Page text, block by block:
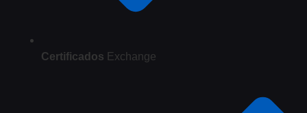
Certificados Exchange